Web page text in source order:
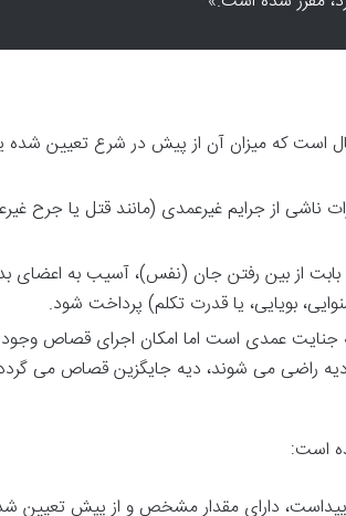
است که میزان آن از پیش در شرع تعیین شده
ناشی از جرایم غیرعمدی (مانند قتل یا جرح
بابت از بین رفتن جان (نفس)، آسیب به
بویایی، یا قدرت تکلم) پرداخت شود.
جنایت عمدی است اما امکان اجرای قصاص
راضی می شوند، دیه جایگزین قصاص می
است:
پیداست، دارای مقدار مشخص و از پیش